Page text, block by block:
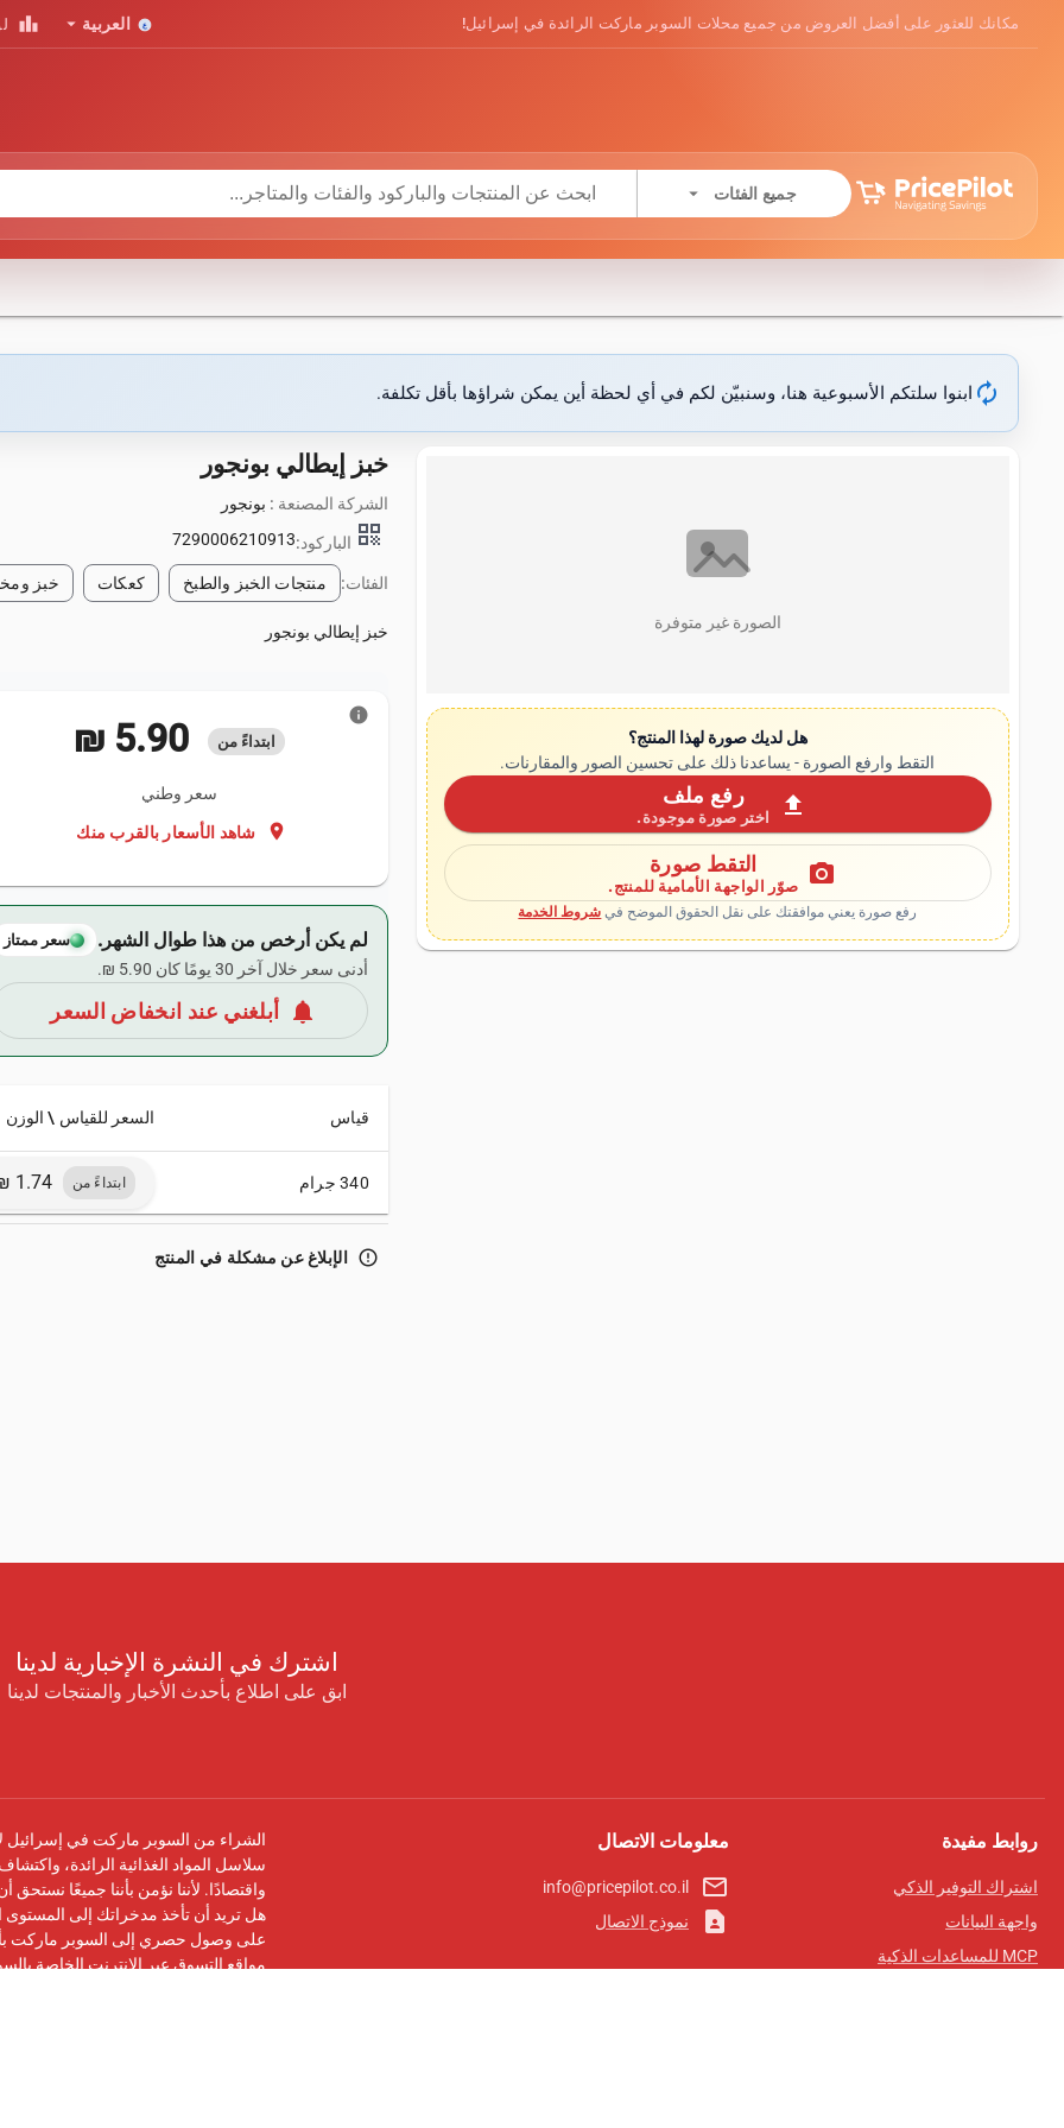
مكانك للعثور على أفضل العروض من جميع محلات السوبر ماركت الرائدة في إسرائيل! العربية arrow_drop_down
leaderboard
جميع الفئات arrow_drop_down
autorenew ابنوا سلتكم الأسبوعية هنا، وسنبيّن لكم في أي لحظة أين يمكن شراؤها بأقل تكلفة.
الصورة غير متوفرة
هل لديك صورة لهذا المنتج؟
التقط وارفع الصورة - يساعدنا ذلك على تحسين الصور والمقارنات.
upload رفع ملف
اختر صورة موجودة.
photo_camera التقط صورة
صوّر الواجهة الأمامية للمنتج.
رفع صورة يعني موافقتك على نقل الحقوق الموضح في شروط الخدمة
خبز إيطالي بونجور
الشركة المصنعة : بونجور
qr_code الباركود:7290006210913
الفئات: منتجات الخبز والطبخ كعكات خبز
خبز إيطالي بونجور
ابتداءً من ‏5.90 ₪
سعر وطني
location_on شاهد الأسعار بالقرب منك
info
لم يكن أرخص من هذا طوال الشهر. سعر ممتاز
أدنى سعر خلال آخر 30 يومًا كان ‏5.90 ₪.
notifications أبلغني عند انخفاض السعر
قياس السعر للقياس \ الوزن
340 جرام ابتداءً من
error_outline الإبلاغ عن مشكلة في المنتج
اشترك في النشرة الإخبارية لدينا
ابق على اطلاع بأحدث الأخبار والمنتجات لدينا
روابط مفيدة
اشتراك التوفير الذكي
واجهة البيانات
MCP للمساعدات الذكية
معلومات الاتصال
mail_outline
info@pricepilot.co.il
contact_page نموذج الاتصال
الشراء من السوبر ماركت في إسرائيل
سلاسل المواد الغذائية الرائدة،
واقتصادًا. لأننا نؤمن بأننا جميعًا
هل تريد أن تأخذ مدخراتك إلى المستوى
على وصول حصري إلى السوبر ماركت
مواقع التسوق عبر الإنترنت الخاصة